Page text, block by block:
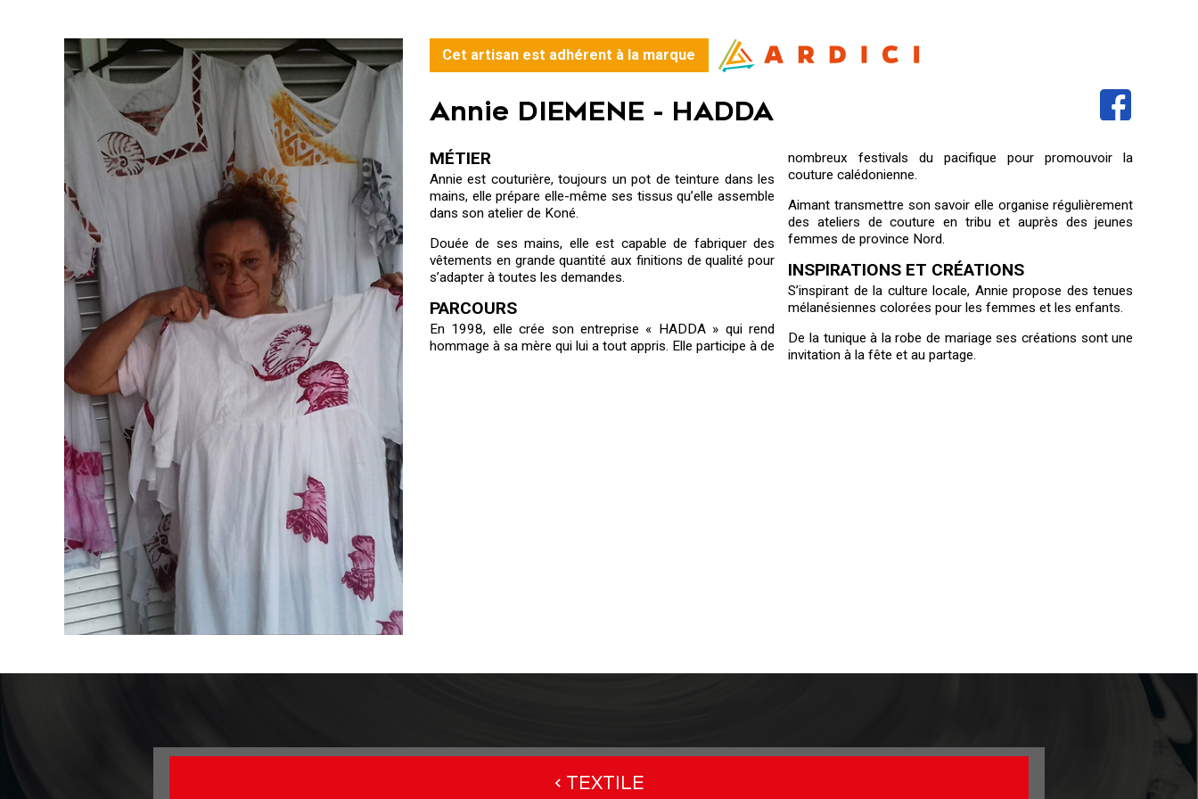
Cet artisan est adhérent à la marque
Annie DIEMENE - HADDA
MÉTIER
Annie est couturière, toujours un pot de teinture dans les
mains, elle prépare elle-même ses tissus qu’elle assemble
dans son atelier de Koné.
Douée de ses mains, elle est capable de fabriquer des
vêtements en grande quantité aux finitions de qualité pour
s’adapter à toutes les demandes.
PARCOURS
En 1998, elle crée son entreprise « HADDA » qui rend
hommage à sa mère qui lui a tout appris. Elle participe à de
nombreux festivals du pacifique pour promouvoir la
couture calédonienne.
Aimant transmettre son savoir elle organise régulièrement
des ateliers de couture en tribu et auprès des jeunes
femmes de province Nord.
INSPIRATIONS ET CRÉATIONS
S’inspirant de la culture locale, Annie propose des tenues
mélanésiennes colorées pour les femmes et les enfants.
De la tunique à la robe de mariage ses créations sont une
invitation à la fête et au partage.
< TEXTILE